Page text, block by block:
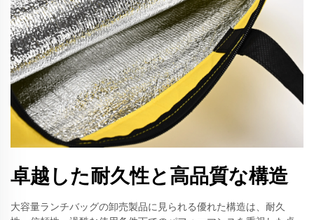
卓越した耐久性と高品質な構造
大容量ランチバッグの卸売製品に見られる優れた構造は、耐久